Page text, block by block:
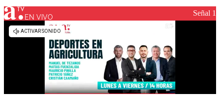
Los comentarios son moderados para garantizar un
EN VIVO Señal 1